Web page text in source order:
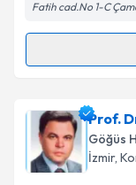
Fatih cad.No 1-C
Randevu
Uzm. Dr.
oluşturun.
takvim
Prof.
Göğüs
İzmir,